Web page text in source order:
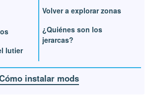
lutier
Volver a explorar zonas
¿Quiénes son los
jerarcas?
instalar mods